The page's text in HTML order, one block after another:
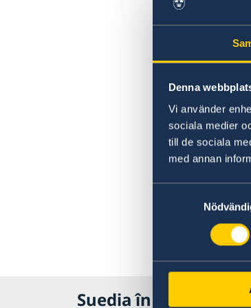
Denna
Vi använder
sociala medier
till de sociala
med annan
Suedia în Moldova,